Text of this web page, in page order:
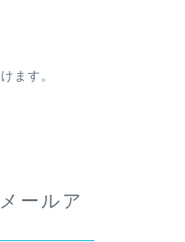
ます。
ールア